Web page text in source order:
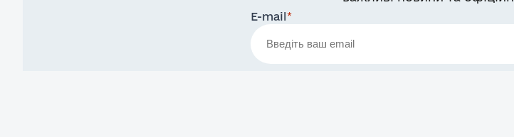
E-mail*